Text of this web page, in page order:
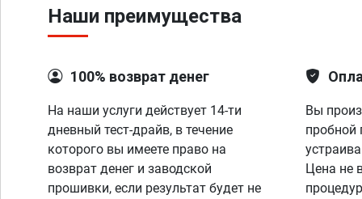
Наши преимущества
100% возврат денег
На наши услуги действует 14-ти
дневный тест-драйв, в течение
которого вы имеете право на
возврат денег и заводской
прошивки, если результат будет не
Вы
пробной
Цена не